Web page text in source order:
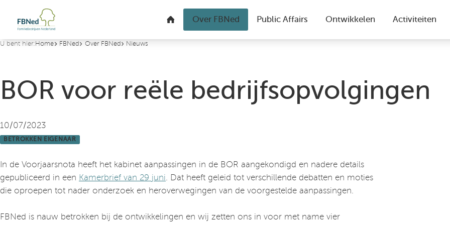
U bent hier: Home FBNed Over FBNed Nieuws
BOR voor reële bedrijfsopvolgingen
10/07/2023
BETROKKEN EIGENAAR
In de Voorjaarsnota heeft het kabinet aanpassingen in de BOR aangekondigd en nadere details
gepubliceerd in een Kamerbrief van 29 juni. Dat heeft geleid tot verschillende debatten en moties
die oproepen tot nader onderzoek en heroverwegingen van de voorgestelde aanpassingen.
FBNed is nauw betrokken bij de ontwikkelingen en wij zetten ons in voor met name vier